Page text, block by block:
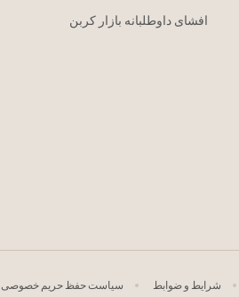
افشای داوطلبانه بازار کربن
سیاست حفظ حریم خصوصی شرایط و ضوابط